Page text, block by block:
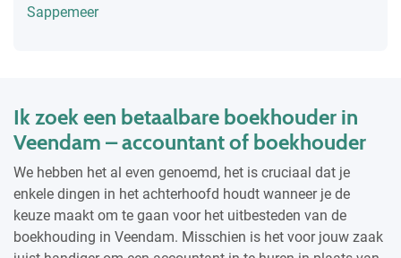
Sappemeer
Ik zoek een betaalbare boekhouder in
Veendam – accountant of boekhouder
We hebben het al even genoemd, het is cruciaal dat je
enkele dingen in het achterhoofd houdt wanneer je de
keuze maakt om te gaan voor het uitbesteden van de
boekhouding in Veendam. Misschien is het voor jouw zaak